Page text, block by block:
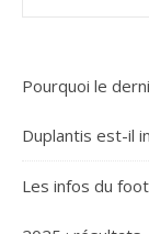
Pourquoi le
Duplantis est-il
Les infos du